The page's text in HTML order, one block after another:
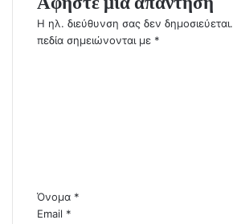
Η ηλ. διεύθυνση σας δεν δημοσιεύεται.
πεδία σημειώνονται με *
Όνομα *
Email *